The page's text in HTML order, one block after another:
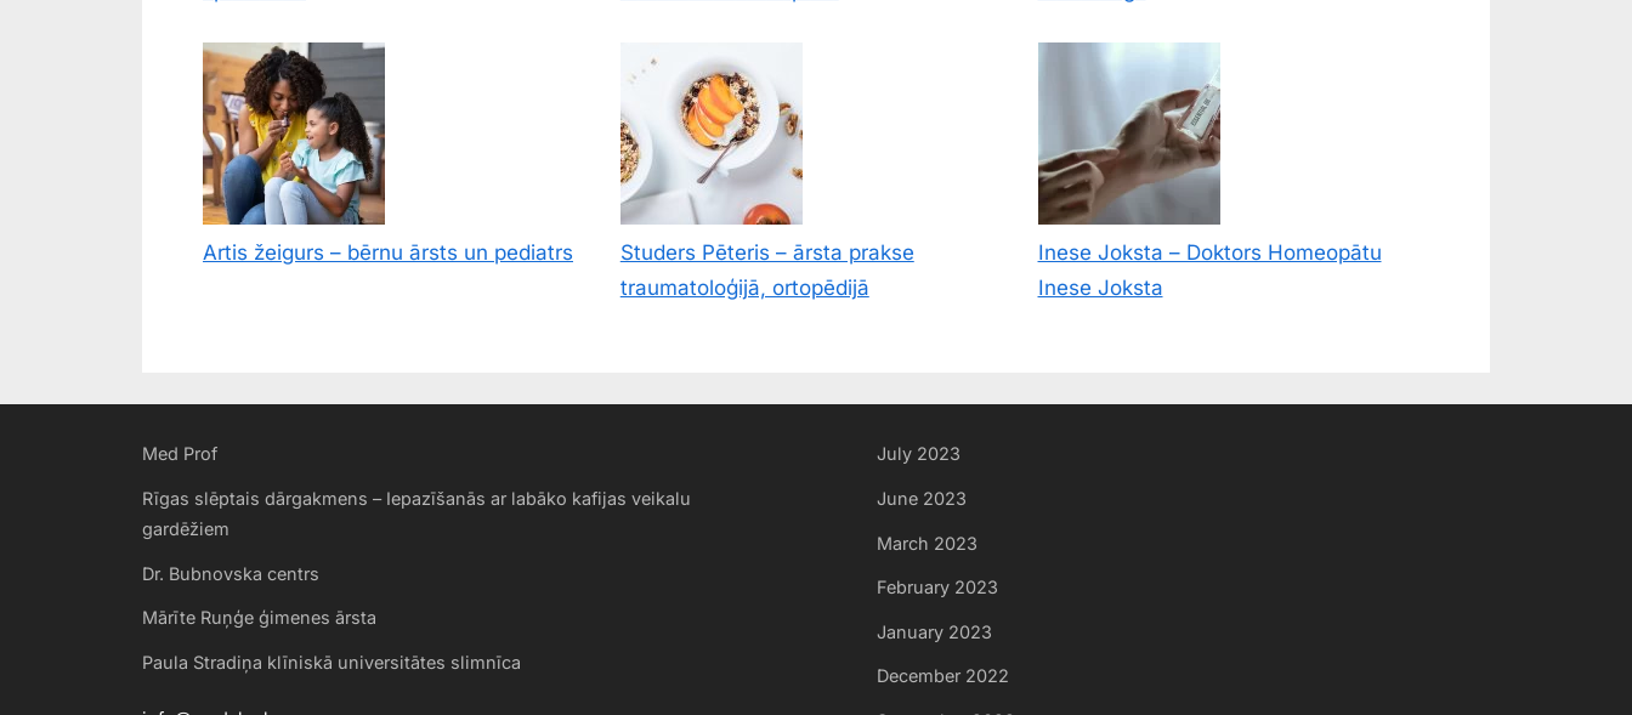
Artis žeigurs – bērnu ārsts un pediatrs
Studers Pēteris – ārsta prakse
traumatoloģijā, ortopēdijā
Inese Joksta – Doktors Homeopātu
Inese Joksta
Med Prof
Rīgas slēptais dārgakmens – Iepazīšanās ar labāko kafijas veikalu
gardēžiem
Dr. Bubnovska centrs
Mārīte Ruņģe ģimenes ārsta
Paula Stradiņa klīniskā universitātes slimnīca
July 2023
June 2023
March 2023
February 2023
January 2023
December 2022